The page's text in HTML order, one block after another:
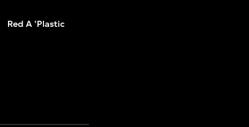
Red A 'Plastic